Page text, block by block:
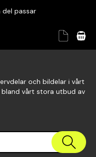
del passar
och bildelar i vårt
vårt stora utbud av